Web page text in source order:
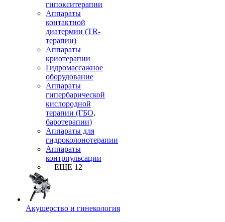
гипокситерапии
Аппараты
контактной
диатермии (TR-
терапии)
Аппараты
криотерапии
Гидромассажное
оборудование
Аппараты
гипербарической
кислородной
терапии (ГБО,
баротерапии)
Аппараты для
гидроколонотерапии
Аппараты
контрпульсации
+ ЕЩЕ 12
Акушерство и гинекология